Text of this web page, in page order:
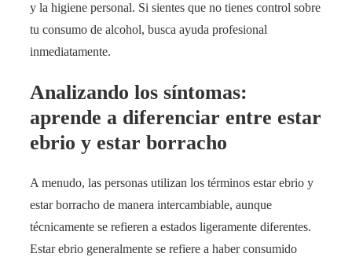
y la higiene personal. Si sientes que no tienes control sobre
tu consumo de alcohol, busca ayuda profesional
inmediatamente.
Analizando los síntomas:
aprende a diferenciar entre estar
ebrio y estar borracho
A menudo, las personas utilizan los términos estar ebrio y
estar borracho de manera intercambiable, aunque
técnicamente se refieren a estados ligeramente diferentes.
Estar ebrio generalmente se refiere a haber consumido